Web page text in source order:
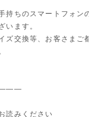
持ちのスマートフォン
います。
ズ交換等、お客さまご
読みください